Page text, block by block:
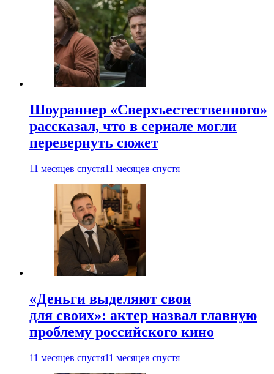
Шоураннер «Сверхъестественного»
рассказал, что в сериале могли
перевернуть сюжет
11 месяцев спустя11 месяцев спустя
«Деньги выделяют свои
для своих»: актер назвал главную
проблему российского кино
11 месяцев спустя11 месяцев спустя